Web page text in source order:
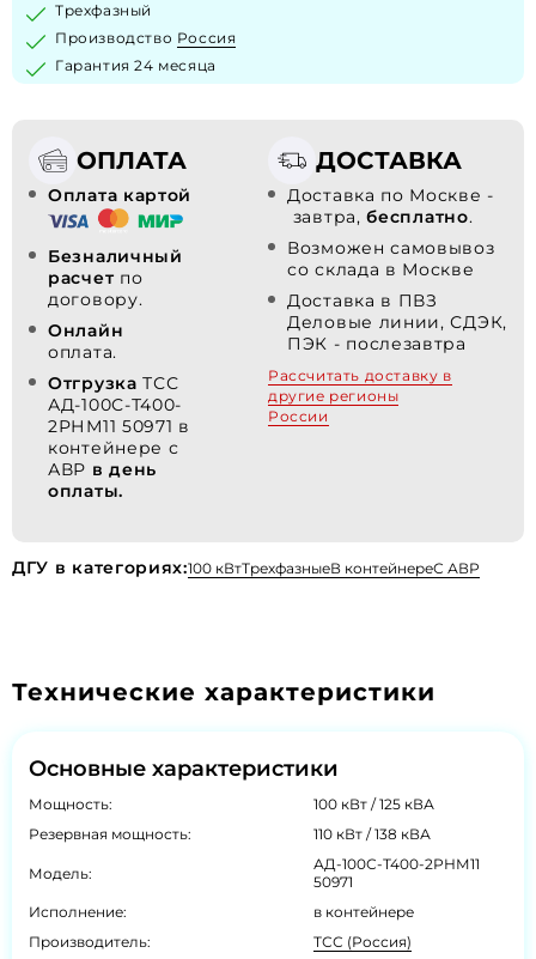
Трехфазный
Производство Россия
Гарантия 24 месяца
ОПЛАТА
Оплата картой
Безналичный
расчет по
договору.
Онлайн
оплата.
Отгрузка ТСС
АД-100С-Т400-
2РНМ11 50971 в
контейнере с
АВР в день
оплаты.
ДОСТАВКА
Доставка по Москве -
завтра,бесплатно.
Возможен самовывоз
со склада в Москве
Доставка в ПВЗ
Деловые линии, СДЭК,
ПЭК - послезавтра
Рассчитать доставку в
другие регионы
России
ДГУ в категориях:100 кВтТрехфазныеВ контейнереС АВР
Технические характеристики
Основные характеристики
Мощность:
100 кВт / 125 кВА
Резервная мощность:
110 кВт / 138 кВА
Модель:
АД-100С-Т400-2РНМ11
50971
Исполнение:
в контейнере
Производитель:
ТСС (Россия)